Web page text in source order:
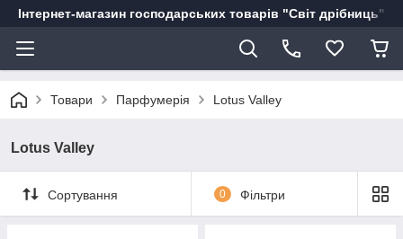
Інтернет-магазин господарських товарів "Світ дрібниць"
Товари Парфумерія Lotus Valley
Lotus Valley
Сортування 0 Фільтри